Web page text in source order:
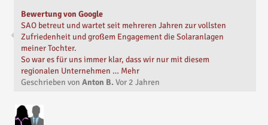
Bewertung von Google
SAO betreut und wartet seit mehreren Jahren zur vollsten
Zufriedenheit und großem Engagement die Solaranlagen
meiner Tochter.
So war es für uns immer klar, dass wir nur mit diesem
regionalen Unternehmen … Mehr
Geschrieben von Anton B. Vor 2 Jahren